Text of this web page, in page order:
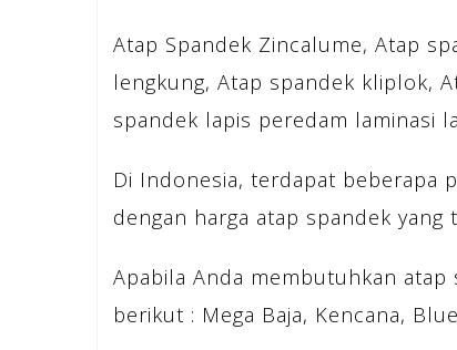
Atap Spandek Zincalume, Atap
lengkung, Atap spandek kliplok,
spandek lapis peredam laminasi
Di Indonesia, terdapat beberapa
dengan harga atap spandek yang
Apabila Anda membutuhkan
berikut : Mega Baja, Kencana,